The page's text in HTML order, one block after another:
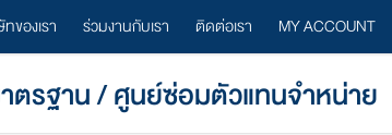
ของเรา ร่วมงานกับเรา ติดต่อเรา MY ACCOUNT
ตรฐาน / ศูนย์ซ่อมตัวแทนจำหน่าย